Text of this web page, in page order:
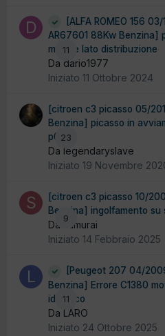
11
[ALFA ROMEO 156
AR67601 88Kw Benzina]
motore lato distribuzione
Da dario1977
Iniziato 11 Ottobre 2024
23
[citroen c3 picasso 05/
Benzina] picasso in
p0341
Da legendaryslave
Iniziato 19 Novembre
9
[citroen c3 picasso 10/
Benzina] ingolfamento su
Da samurai
Iniziato 14 Febbraio 2025
11
[Peugeot 207 04/
Benzina] Errore C1380
idraulico
Da LARO
Iniziato 24 Ottobre 2025